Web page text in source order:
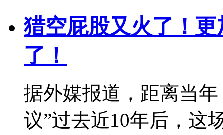
猎空屁股又火了！
了！
据外媒报道，距离当
议”过去近10年后，这